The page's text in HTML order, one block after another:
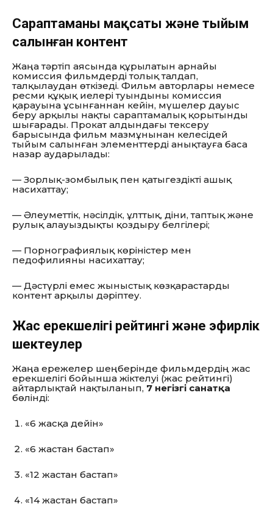
Сараптаманың мақсаты және тыйым
салынған контент
Жаңа тәртіп аясында құрылатын арнайы
комиссия фильмдерді толық талдап,
талқылаудан өткізеді. Фильм авторлары немесе
ресми құқық иелері туындыны комиссия
қарауына ұсынғаннан кейін, мүшелер дауыс
беру арқылы нақты сараптамалық қорытынды
шығарады. Прокат алдындағы тексеру
барысында фильм мазмұнынан келесідей
тыйым салынған элементтерді анықтауға баса
назар аударылады:
— Зорлық-зомбылық пен қатыгездікті ашық
насихаттау;
— Әлеуметтік, нәсілдік, ұлттық, діни, таптық және
рулық алауыздықты қоздыру белгілері;
— Порнографиялық көріністер мен
педофилияны насихаттау;
— Дәстүрлі емес жыныстық көзқарастарды
контент арқылы дәріптеу.
Жас ерекшелігі рейтингі және эфирлік
шектеулер
Жаңа ережелер шеңберінде фильмдердің жас
ерекшелігі бойынша жіктелуі (жас рейтингі)
айтарлықтай нақтыланып, 7 негізгі санатқа
бөлінді:
«6 жасқа дейін»
«6 жастан бастап»
«12 жастан бастап»
«14 жастан бастап»